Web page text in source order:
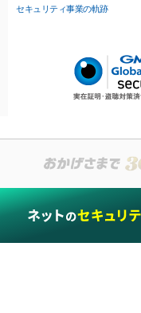
セキュリティ事業の軌跡